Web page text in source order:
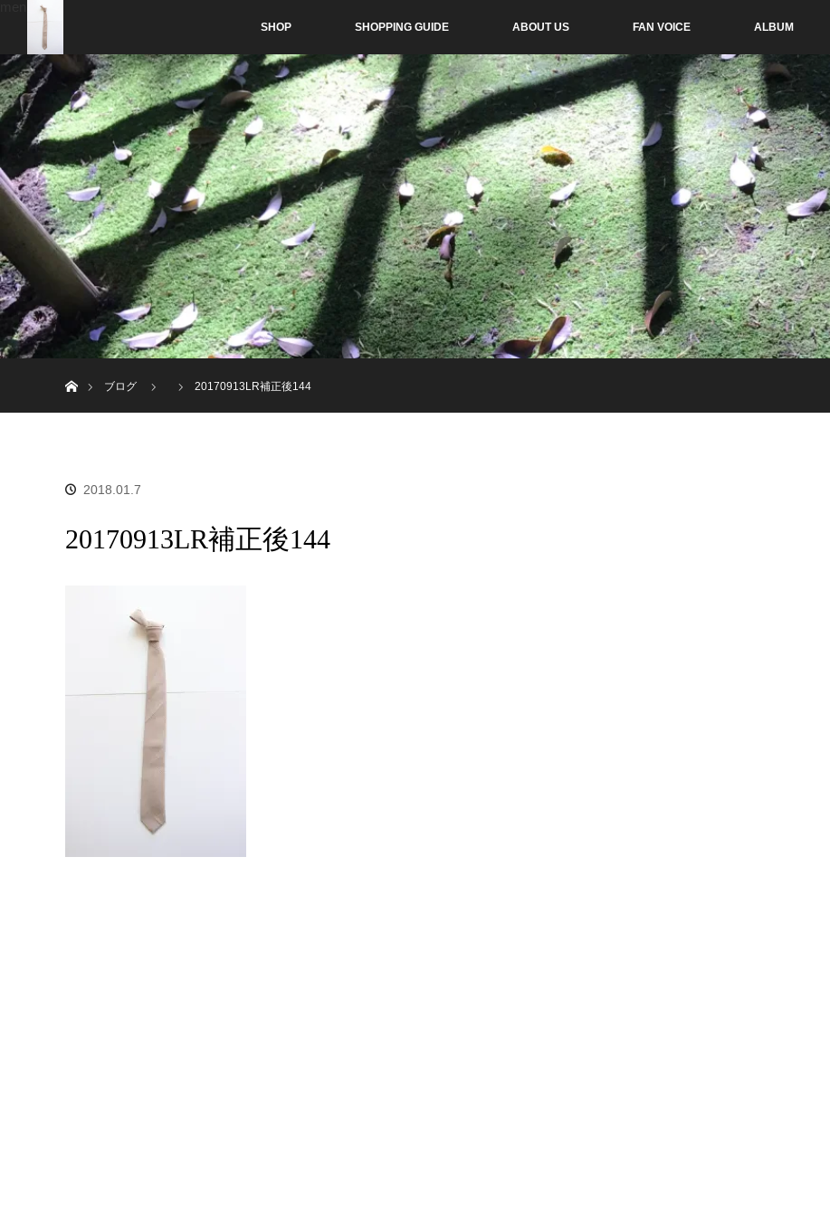
SHOP SHOPPING GUIDE ABOUT US FAN VOICE ALBUM
ブログ
20170913LR補正後144
2018.01.7
20170913LR補正後144